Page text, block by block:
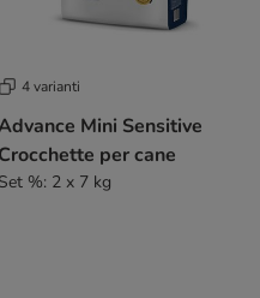
4 varianti
Mini Sensitive
Crocchette per cane
Set %: 2 x 7 kg